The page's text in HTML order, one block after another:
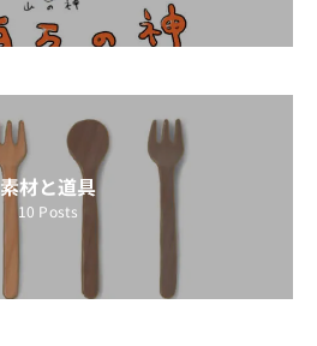
素材と道具
10 Posts